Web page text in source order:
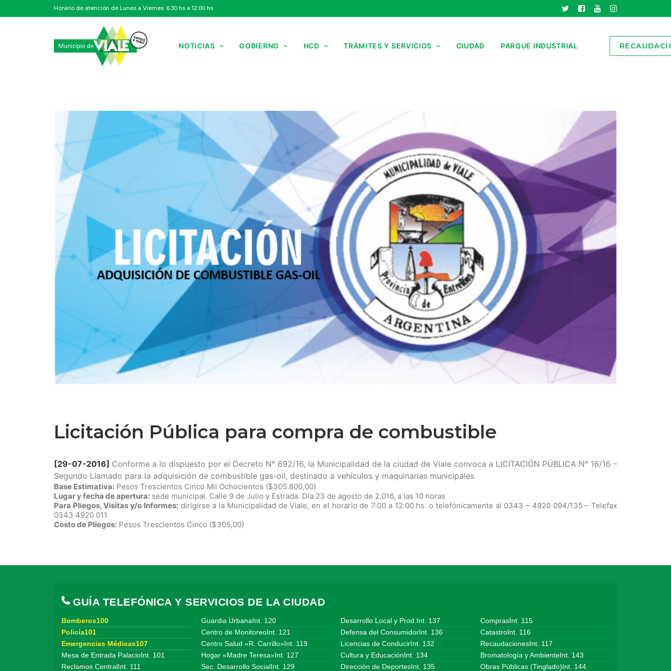
Horario de atención de Lunes a Viernes: 6.30 hs a 12.00 hs
NOTICIAS GOBIERNO HCD TRÁMITES Y SERVICIOS CIUDAD PARQUE INDUSTRIAL
Licitación Pública para compra de combustible
[29-07-2016] Conforme a lo dispuesto por el Decreto N° 692/16, la Municipalidad de la ciudad de Viale convoca a LICITACIÓN PÚBLICA N° 16/16 –
Segundo Llamado para la adquisición de combustible gas-oil, destinado a vehículos y maquinarias municipales
Base Estimativa: Pesos Trescientos Cinco Mil Ochocientos ($305.800,00)
Lugar y fecha de apertura: sede municipal. Calle 9 de Julio y Estrada. Día 23 de agosto de 2.016, a las 10 horas
Para Pliegos, Visitas y/o Informes:dirigirse a la Municipalidad de Viale, en el horario de 7:00 a 12:00 hs. o telefónicamente al 0343 – 4920 094/135 – Telefax
0343 4920 011
Costo de Pliegos: Pesos Trescientos Cinco ($305,00)
GUÍA TELEFÓNICA Y SERVICIOS DE LA CIUDAD
Bomberos100
Policía101
Emergencias Médicas107
Mesa de Entrada PalacioInt. 101
Reclamos CentralInt. 111
Guardia UrbanaInt. 120
Centro de MonitoreoInt. 121
Centro Salud «R. Carrillo»Int. 119
Hogar «Madre Teresa»Int. 127
Sec. Desarrollo SocialInt. 129
Desarrollo Local y Prod.Int. 137
Defensa del ConsumidorInt. 136
Licencias de ConducirInt. 132
Cultura y EducaciónInt. 134
Dirección de DeportesInt. 135
ComprasInt. 115
CatastroInt. 116
RecaudacionesInt. 117
Bromatología y AmbienteInt. 143
Obras Públicas (Tinglado)Int. 144